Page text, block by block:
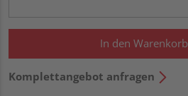
In den Warenkorb
Komplettangebot anfragen